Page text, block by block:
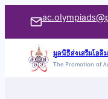
เนื้อหา
มูลนิธิส่งเสริมโอลิ
The Promotion of